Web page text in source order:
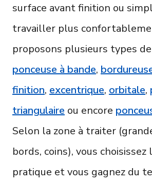
surface avant finition ou
travailler plus
proposons plusieurs types
ponceuse à bande,
finition, excentrique, orbitale,
triangulaire ou encore
Selon la zone à traiter
bords, coins), vous choisissez
pratique et vous gagnez du